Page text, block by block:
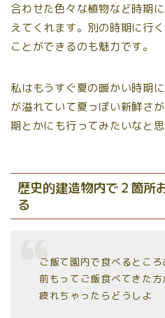
合わせた色々な植物など時期
えてくれます。別の時期に行
ことができるのも魅力です。
私はもうすぐ夏の暖かい時期
が溢れていて夏っぽい新鮮さ
期とかにも行ってみたいなと思
歴史的建造物内で２箇所
る
ご飯て園内で食べるとこ
前もってご飯食べてきた
疲れちゃったらどうしよ